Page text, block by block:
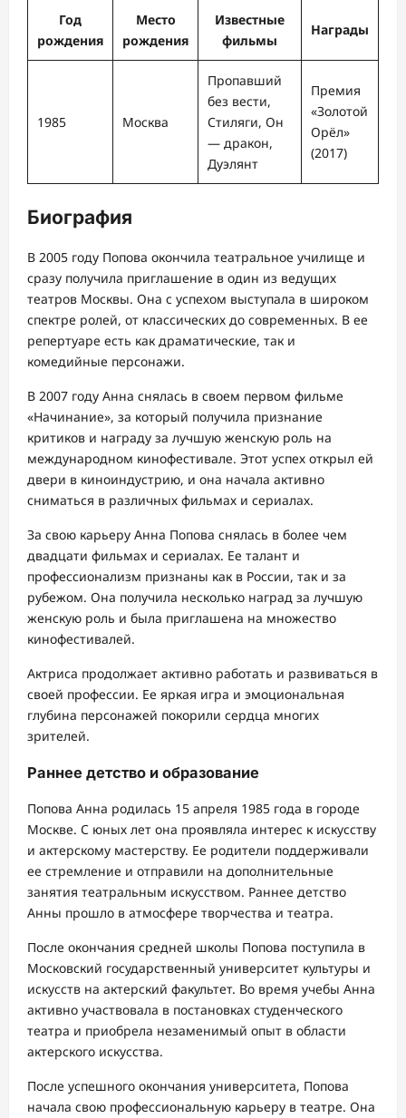
Год
рождения
Место
рождения
Известные
фильмы
Награды
1985 Москва
Пропавший
без вести,
Стиляги, Он
— дракон,
Дуэлянт
Премия
«Золотой
Орёл»
(2017)
Биография
В 2005 году Попова окончила театральное училище и
сразу получила приглашение в один из ведущих
театров Москвы. Она с успехом выступала в широком
спектре ролей, от классических до современных. В ее
репертуаре есть как драматические, так и
комедийные персонажи.
В 2007 году Анна снялась в своем первом фильме
«Начинание», за который получила признание
критиков и награду за лучшую женскую роль на
международном кинофестивале. Этот успех открыл ей
двери в киноиндустрию, и она начала активно
сниматься в различных фильмах и сериалах.
За свою карьеру Анна Попова снялась в более чем
двадцати фильмах и сериалах. Ее талант и
профессионализм признаны как в России, так и за
рубежом. Она получила несколько наград за лучшую
женскую роль и была приглашена на множество
кинофестивалей.
Актриса продолжает активно работать и развиваться в
своей профессии. Ее яркая игра и эмоциональная
глубина персонажей покорили сердца многих
зрителей.
Раннее детство и образование
Попова Анна родилась 15 апреля 1985 года в городе
Москве. С юных лет она проявляла интерес к искусству
и актерскому мастерству. Ее родители поддерживали
ее стремление и отправили на дополнительные
занятия театральным искусством. Раннее детство
Анны прошло в атмосфере творчества и театра.
После окончания средней школы Попова поступила в
Московский государственный университет культуры и
искусств на актерский факультет. Во время учебы Анна
активно участвовала в постановках студенческого
театра и приобрела незаменимый опыт в области
актерского искусства.
После успешного окончания университета, Попова
начала свою профессиональную карьеру в театре. Она